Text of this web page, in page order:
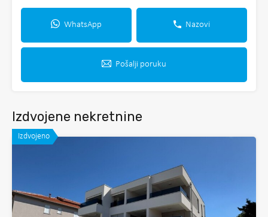
WhatsApp Nazovi
Pošalji poruku
Izdvojene nekretnine
Izdvojeno